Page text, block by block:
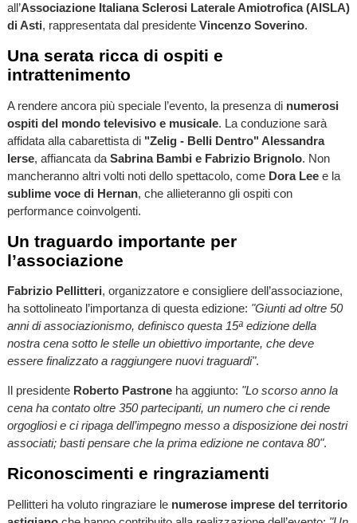
all’Associazione Italiana Sclerosi Laterale Amiotrofica (AISLA)
di Asti, rappresentata dal presidente Vincenzo Soverino.
Una serata ricca di ospiti e
intrattenimento
A rendere ancora più speciale l’evento, la presenza di numerosi
ospiti del mondo televisivo e musicale. La conduzione sarà
affidata alla cabarettista di "Zelig - Belli Dentro" Alessandra
Ierse, affiancata da Sabrina Bambi e Fabrizio Brignolo. Non
mancheranno altri volti noti dello spettacolo, come Dora Leee la
sublime voce di Hernan, che allieteranno gli ospiti con
performance coinvolgenti.
Un traguardo importante per
l’associazione
Fabrizio Pellitteri, organizzatore e consigliere dell’associazione,
ha sottolineato l’importanza di questa edizione: "Giunti ad oltre 50
anni di associazionismo, definisco questa 15ª edizione della
nostra cena sotto le stelle un obiettivo importante, che deve
essere finalizzato a raggiungere nuovi traguardi".
Il presidente Roberto Pastroneha aggiunto: "Lo scorso anno la
cena ha contato oltre 350 partecipanti, un numero che ci rende
orgogliosi e ci ripaga dell’impegno messo a disposizione dei nostri
associati; basti pensare che la prima edizione ne contava 80".
Riconoscimenti e ringraziamenti
Pellitteri ha voluto ringraziare le numerose imprese del territorio